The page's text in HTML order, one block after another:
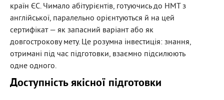
країн ЄС. Чимало абітурієнтів, готуючись до НМТ з
англійської, паралельно орієнтуються й на цей
сертифікат — як запасний варіант або як
довгострокову мету. Це розумна інвестиція: знання,
отримані під час підготовки, взаємно підсилюють
одне одного.
Доступність якісної підготовки